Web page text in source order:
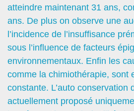
atteindre maintenant 31 ans,
ans. De plus on observe une
l’incidence de l’insuffisance
sous l’influence de facteurs
environnementaux. Enfin les
comme la chimiothérapie, sont
constante. L’auto conservation
actuellement proposé